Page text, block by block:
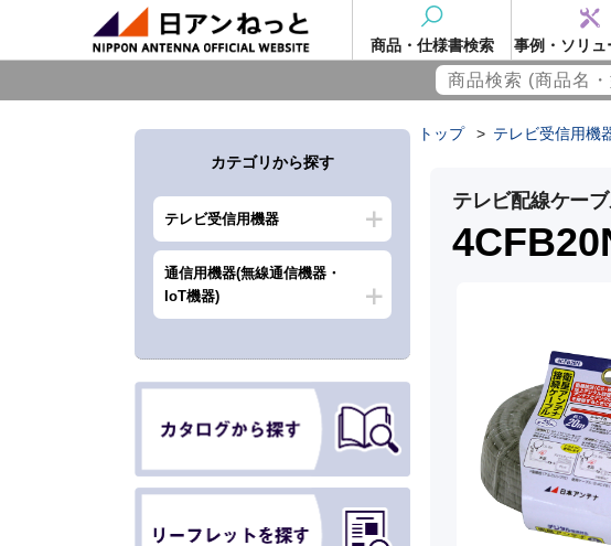
商品・仕様書検索 事例・ソリュ
カテゴリから探す
テレビ受信用機器
通信用機器(無線通信機器・
IoT機器)
トップ > テレビ受信用機
テレビ配線ケー